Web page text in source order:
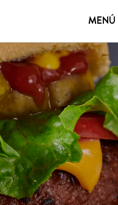
MENÚ
CONTACTO
ENTREGA
FRANQUICIA
SOBRE NOSOTROS
CONTACTO